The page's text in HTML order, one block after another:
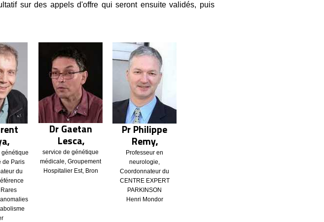
sur des appels d'offre qui seront ensuite validés, puis
génétique
de Paris
du
Dr Gaetan
Lesca,
service de génétique
médicale, Groupement
Hospitalier Est, Bron
Pr Philippe
Remy,
Professeur en
neurologie,
Coordonnateur du
CENTRE EXPERT
PARKINSON
Henri Mondor